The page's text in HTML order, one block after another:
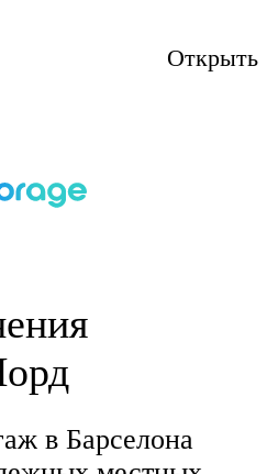
Открыть
в Барселона